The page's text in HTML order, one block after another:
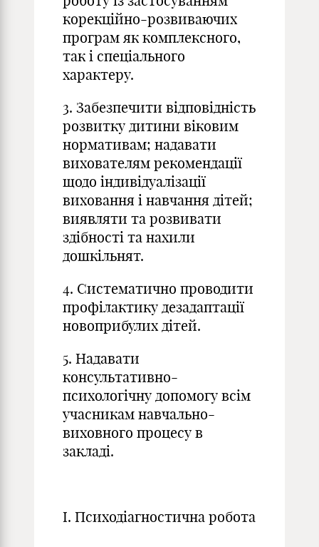
корекційно-розвиваючих
програм як комплексного,
так і спеціального
характеру.
3. Забезпечити відповідність
розвитку дитини віковим
нормативам; надавати
вихователям рекомендації
щодо індивідуалізації
виховання і навчання дітей;
виявляти та розвивати
здібності та нахили
дошкільнят.
4. Систематично проводити
профілактику дезадаптації
новоприбулих дітей.
5. Надавати
консультативно-
психологічну допомогу всім
учасникам навчально-
виховного процесу в
закладі.
І. Психодіагностична робота